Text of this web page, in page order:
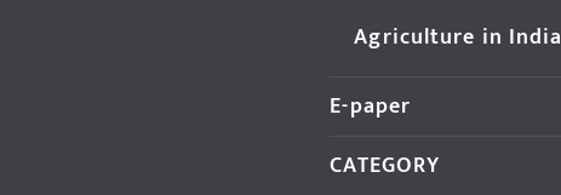
Agriculture in India
E-paper
CATEGORY